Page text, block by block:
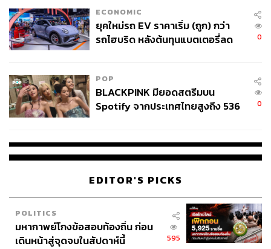
ECONOMIC
ยุคใหม่รถ EV ราคาเริ่ม (ถูก) กว่า
รถไฮบริด หลังต้นทุนแบตเตอรี่ลด
0
POP
BLACKPINK มียอดสตรีมบน
Spotify จากประเทศไทยสูงถึง 536
0
EDITOR'S PICKS
POLITICS
มหากาพย์โกงข้อสอบท้องถิ่น ก่อน
เดินหน้าสู่จุดจบในสัปดาห์นี้
595